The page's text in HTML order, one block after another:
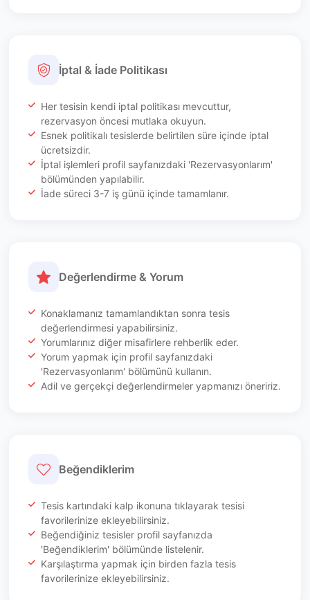
İptal & İade Politikası
Her tesisin kendi iptal politikası mevcuttur,
rezervasyon öncesi mutlaka okuyun.
Esnek politikalı tesislerde belirtilen süre içinde iptal
ücretsizdir.
İptal işlemleri profil sayfanızdaki 'Rezervasyonlarım'
bölümünden yapılabilir.
İade süreci 3-7 iş günü içinde tamamlanır.
Değerlendirme & Yorum
Konaklamanız tamamlandıktan sonra tesis
değerlendirmesi yapabilirsiniz.
Yorumlarınız diğer misafirlere rehberlik eder.
Yorum yapmak için profil sayfanızdaki
'Rezervasyonlarım' bölümünü kullanın.
Adil ve gerçekçi değerlendirmeler yapmanızı öneririz.
Beğendiklerim
Tesis kartındaki kalp ikonuna tıklayarak tesisi
favorilerinize ekleyebilirsiniz.
Beğendiğiniz tesisler profil sayfanızda
'Beğendiklerim' bölümünde listelenir.
Karşılaştırma yapmak için birden fazla tesis
favorilerinize ekleyebilirsiniz.